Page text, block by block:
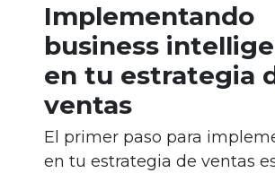
Implementando
business
en tu estrategia
ventas
El primer paso para
en tu estrategia de ventas